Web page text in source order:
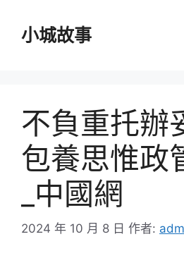
小城故事
不負重托辦
包養思惟政
_中國網
2024 年 10 月 8 日 作者: